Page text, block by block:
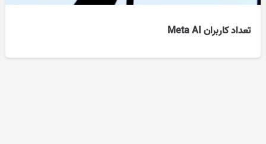
تعداد کاربران Meta AI